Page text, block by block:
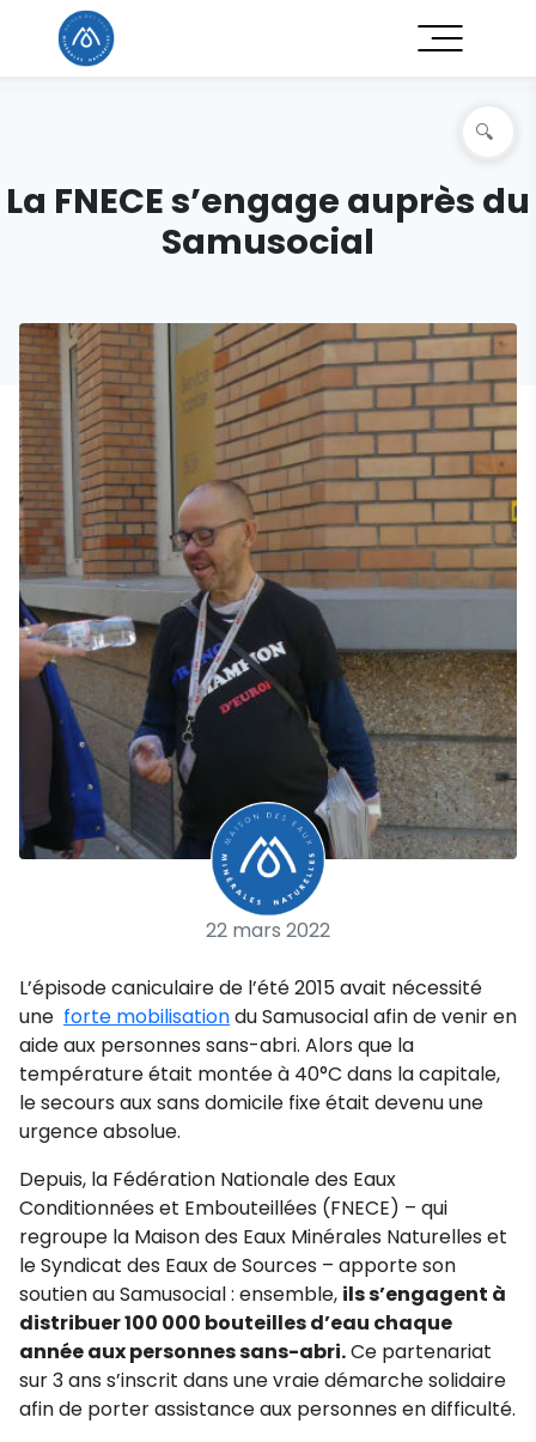
La FNECE s’engage auprès du
Samusocial
22 mars 2022
L’épisode caniculaire de l’été 2015 avait nécessité
une forte mobilisationdu Samusocial afin de venir en
aide aux personnes sans-abri. Alors que la
température était montée à 40°C dans la capitale,
le secours aux sans domicile fixe était devenu une
urgence absolue.
Depuis, la Fédération Nationale des Eaux
Conditionnées et Embouteillées (FNECE) – qui
regroupe la Maison des Eaux Minérales Naturelles et
le Syndicat des Eaux de Sources – apporte son
soutien au Samusocial : ensemble, ils s’engagent à
distribuer 100 000 bouteilles d’eau chaque
année aux personnes sans-abri.Ce partenariat
sur 3 ans s’inscrit dans une vraie démarche solidaire
afin de porter assistance aux personnes en difficulté.